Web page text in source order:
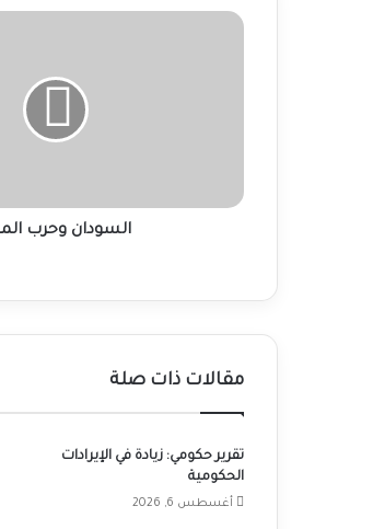
السودان
السودان وحرب
مقالات ذات صلة
تقرير حكومي: زيادة في الإيرادات
الحكومية
أغسطس 6, 2026